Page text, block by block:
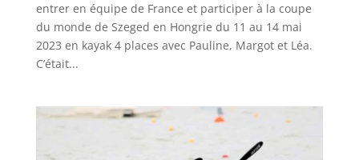
entrer en équipe de France et participer à la coupe
du monde de Szeged en Hongrie du 11 au 14 mai
2023 en kayak 4 places avec Pauline, Margot et Léa.
C’était...